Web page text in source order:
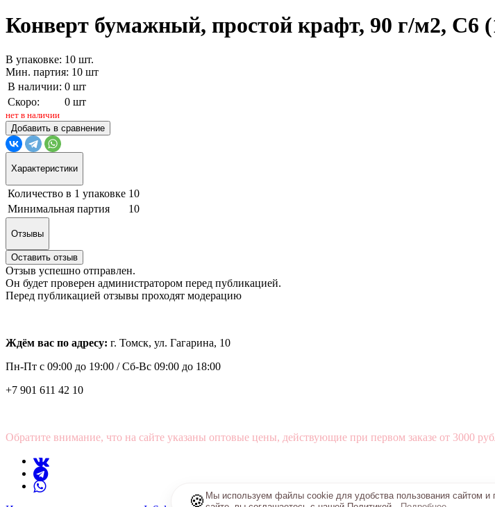
Конверт бумажный, простой крафт, 90 г/м2, С6
В упаковке: 10 шт.
Мин. партия: 10 шт
В наличии: 0 шт
Скоро:
0 шт
нет в наличии
Добавить в сравнение
Характеристики
Количество в 1 упаковке 10
Минимальная партия
10
Отзывы
Оставить отзыв
Отзыв успешно отправлен.
Он будет проверен администратором перед публикацией.
Перед публикацией отзывы проходят модерацию
Ждём вас по адресу: г. Томск, ул. Гагарина, 10
Пн-Пт с 09:00 до 19:00 /Сб-Вс 09:00 до 18:00
+7 901 611 42 10
Обратите внимание, что на сайте указаны оптовые цены, действующие при первом заказе от 3000
🍪 Мы используем файлы cookie для удобства пользования сайтом